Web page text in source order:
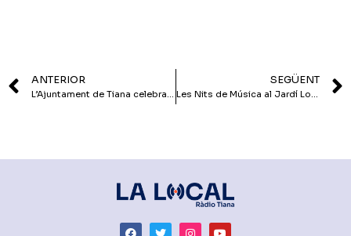
ANTERIOR
L’Ajuntament de Tiana celebra un acte d’agraïment a totes les persones i cossos operatius que van participar en l’extinció de l’incendi de Tiana: “El foc del 26 de juny no el va aturar una sola cosa ni una sola persona, el vam aturar entre tots”
SEGÜENT
Les Nits de Música al Jardí Lola Anglada continuen amb en Carlus: “Tot i que el folk també formava part de la meva vida, sentia que no li estava donant l’espai que mereixia”